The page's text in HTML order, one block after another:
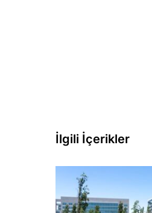
İlgili İçerikler